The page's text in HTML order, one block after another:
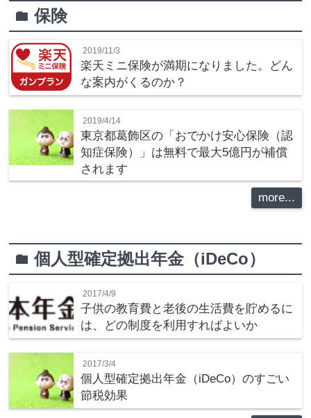
folder保険
2019/11/3
楽天ミニ保険が満期になりました。どん
な案内がくるのか？
2019/4/14
東京都葛飾区の「おでかけ安心保険（認
知症保険）」は無料で最大5億円が補償
されます
more...
folder個人型確定拠出年金（iDeCo）
2017/4/9
子供の教育費と老後の生活費を貯めるに
は、どの制度を利用すればよいか
2017/3/4
個人型確定拠出年金（iDeCo）のすごい
節税効果